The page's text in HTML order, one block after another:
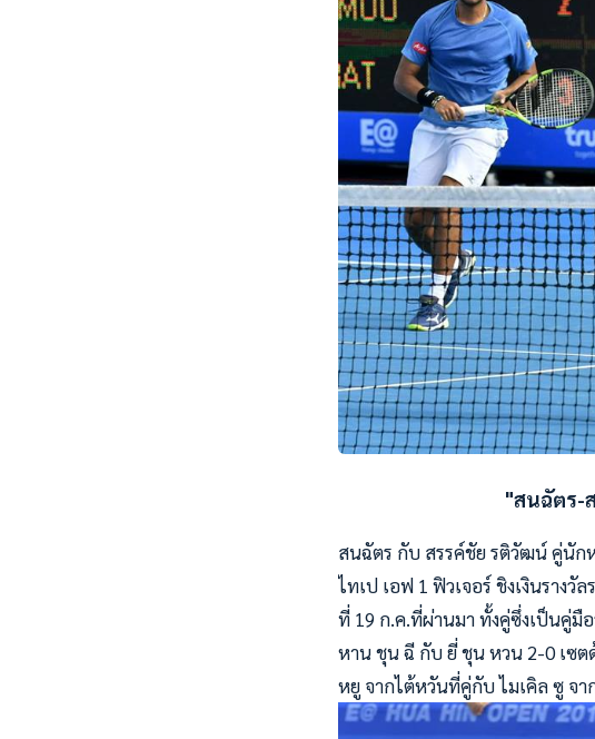
"สนฉัตร-
สนฉัตร กับ สรรค์ชัย รติวัฒน์ คู่นัก
ไทเป เอฟ 1 ฟิวเจอร์ ชิงเงินราง
ที่ 19 ก.ค.ที่ผ่านมา ทั้งคู่ซึ่งเป็นคู่มื
หาน ชุน ฉี กับ ยี่ ชุน หวน 2-0 เซต
หยู จากไต้หวันที่คู่กับ ไมเคิล ซู จ